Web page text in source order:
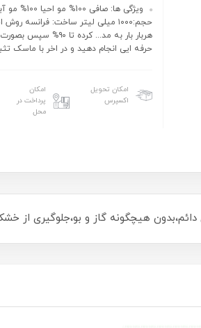
ویژگی ها:
حجم:۱۰۰۰ میلی لیتر ساخت: فرانسه
هربار بار به مد...
حرفه ایی انجام دهید و در اخر با ماسک
امکان تحویل
اکسپرس
امکان
پرداخت در
محل
دائم،بدون هیچگونه گاز و بو،جلوگیری